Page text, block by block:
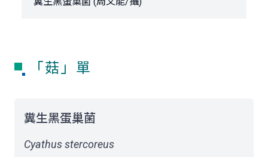
「菇」單
糞生黑蛋巢菌
Cyathus stercoreus